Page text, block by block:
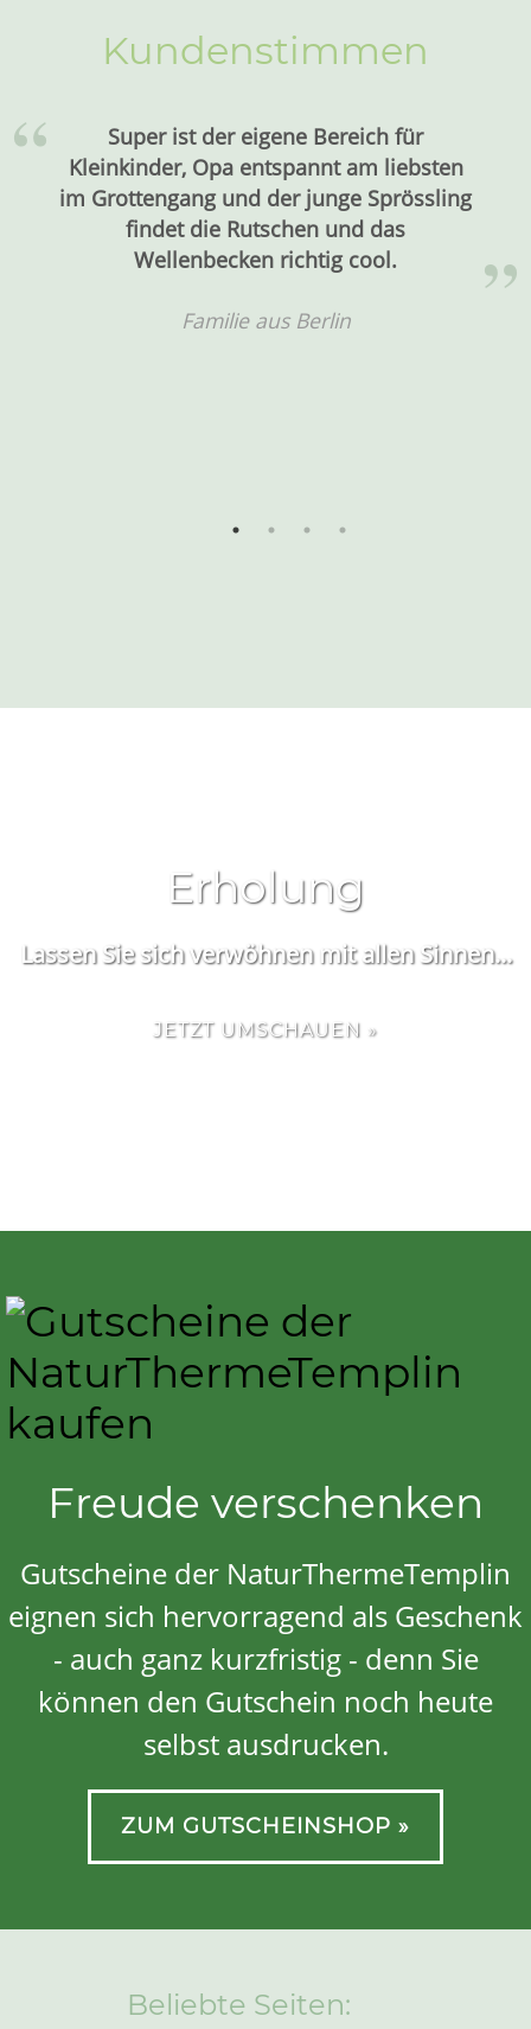
Kundenstimmen
Wir waren gestern mit unserer 5
alten Tochter in der Therme und
begeistert. Die Therme ist total
kinderfreundlich … an allen Stellen
auch an die Kleinsten gedacht..
Reisebetten sind vorhanden.
Erholung
Lassen Sie sich verwöhnen mit allen Sinnen...
JETZT UMSCHAUEN »
Freude verschenken
Gutscheine der NaturThermeTemplin
eignen sich hervorragend als Geschenk
- auch ganz kurzfristig - denn Sie
können den Gutschein noch heute
selbst ausdrucken.
ZUM GUTSCHEINSHOP »
Beliebte Seiten: